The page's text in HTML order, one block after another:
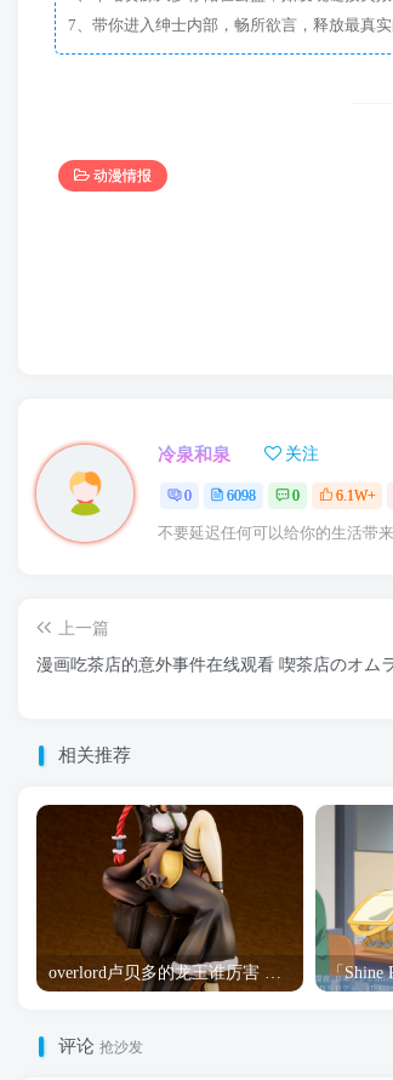
动漫情报
冷泉和泉 关注
0 6098 0 6.1W+
不要延迟任何可以给你的生活带
上一篇
漫画吃茶店的意外事件在线观看 喫茶店のオム
相关推荐
overlord卢贝多的龙王谁厉害 「Overlord」露普斯蕾琪娜·贝塔手办开订
评论 抢沙发